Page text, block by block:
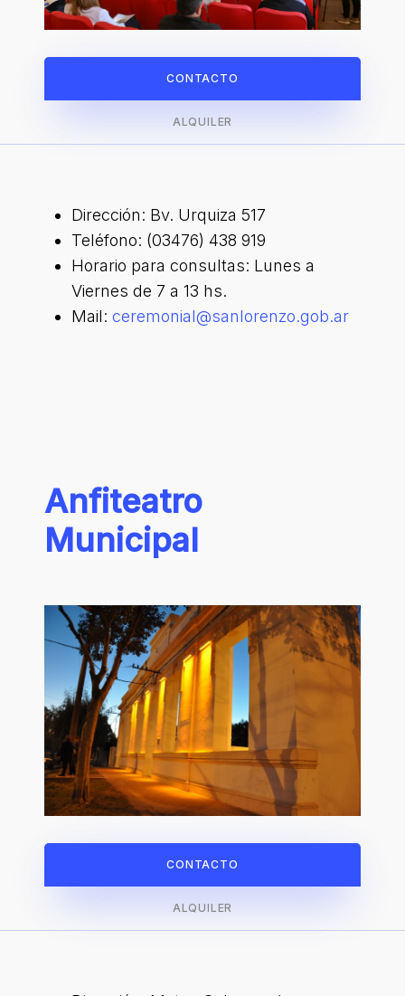
CONTACTO
ALQUILER
Dirección: Bv. Urquiza 517
Teléfono: (03476) 438 919
Horario para consultas: Lunes a
Viernes de 7 a 13 hs.
Mail: ceremonial@sanlorenzo.gob.ar
Anfiteatro
Municipal
CONTACTO
ALQUILER